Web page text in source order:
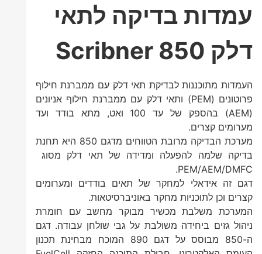
עמדות בדיקה לתאי
דלק Scribner 850
העמדות מתוכננות לבדיקת תאי דלק עם ממברנת חילוף
פרוטונים (PEM) ותאי דלק עם ממברנת חילוף אניונים
(AEM) בהספק של עד 100 ואט, מתא בודד ועד
מערומים קצרים.
מערכת הבדיקה מרובת הטווחים מדגם 850 היא תחנת
בדיקה שלמה להפעלה ומדידה של תאי דלק מסוג
PEM/AEM/DMFC.
דגם זה אידאלי למחקר של תאים בודדים ומערומים
קצרים וכן לתוכניות מחקר באוניברסיטאות.
המערכת משלבת מכשיר מבוקר מחשב עם חומרת
ניהול גזים ביחידה משולבת על גבי שולחן עבודה. דגם
ה-850 מבוסס על דגם 890 המוכח מבחינת תכנון